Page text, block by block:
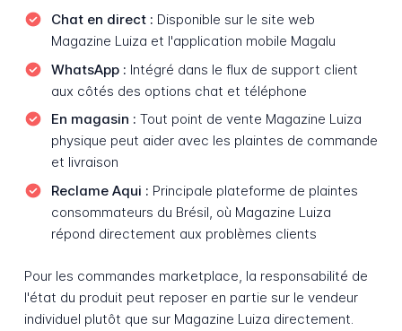
Chat en direct : Disponible sur le site web
Magazine Luiza et l'application mobile Magalu
WhatsApp : Intégré dans le flux de support client
aux côtés des options chat et téléphone
En magasin : Tout point de vente Magazine Luiza
physique peut aider avec les plaintes de commande
et livraison
Reclame Aqui : Principale plateforme de plaintes
consommateurs du Brésil, où Magazine Luiza
répond directement aux problèmes clients
Pour les commandes marketplace, la responsabilité de
l'état du produit peut reposer en partie sur le vendeur
individuel plutôt que sur Magazine Luiza directement.